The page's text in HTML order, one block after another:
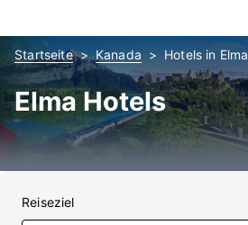
Startseite Kanada Hotels in Elma
Elma Hotels
Reiseziel